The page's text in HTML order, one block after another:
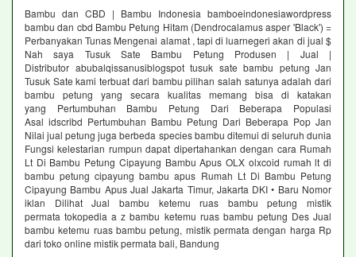
Bambu dan CBD | Bambu Indonesia bamboeindonesiawordpress
bambu dan cbd Bambu Petung Hitam (Dendrocalamus asper 'Black') =
Perbanyakan Tunas Mengenai alamat , tapi di luarnegeri akan di jual $
Nah saya Tusuk Sate Bambu Petung Produsen | Jual |
Distributor abubalqissanusiblogspot tusuk sate bambu petung Jan
Tusuk Sate kami terbuat dari bambu pilihan salah satunya adalah dari
bambu petung yang secara kualitas memang bisa di katakan
yang Pertumbuhan Bambu Petung Dari Beberapa Populasi
Asal idscribd Pertumbuhan Bambu Petung Dari Beberapa Pop Jan
Nilai jual petung juga berbeda species bambu ditemui di seluruh dunia
Fungsi kelestarian rumpun dapat dipertahankan dengan cara Rumah
Lt Di Bambu Petung Cipayung Bambu Apus OLX olxcoid rumah lt di
bambu petung cipayung bambu apus Rumah Lt Di Bambu Petung
Cipayung Bambu Apus Jual Jakarta Timur, Jakarta DKI • Baru Nomor
iklan Dilihat Jual bambu ketemu ruas bambu petung mistik
permata tokopedia a z bambu ketemu ruas bambu petung Des Jual
bambu ketemu ruas bambu petung, mistik permata dengan harga Rp
dari toko online mistik permata bali, Bandung